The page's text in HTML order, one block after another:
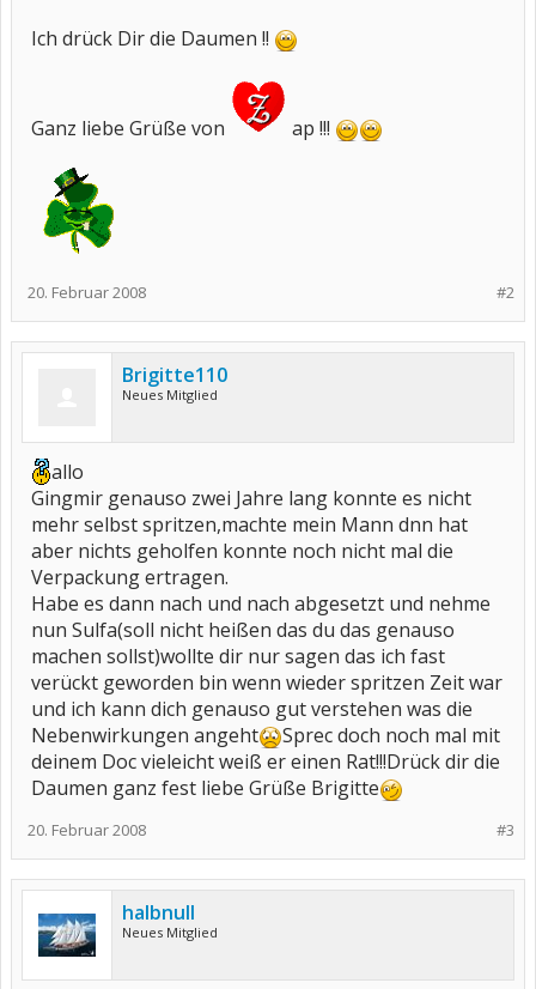
Ich drück Dir die Daumen !!
Ganz liebe Grüße von ap !!!
#2
20. Februar 2008
Brigitte110
Neues Mitglied
allo
Gingmir genauso zwei Jahre lang konnte es nicht
mehr selbst spritzen,machte mein Mann dnn hat
aber nichts geholfen konnte noch nicht mal die
Verpackung ertragen.
Habe es dann nach und nach abgesetzt und nehme
nun Sulfa(soll nicht heißen das du das genauso
machen sollst)wollte dir nur sagen das ich fast
verückt geworden bin wenn wieder spritzen Zeit war
und ich kann dich genauso gut verstehen was die
Nebenwirkungen angeht
Sprec doch noch mal mit
deinem Doc vieleicht weiß er einen Rat!!!Drück dir die
Daumen ganz fest liebe Grüße Brigitte
#3
20. Februar 2008
halbnull
Neues Mitglied